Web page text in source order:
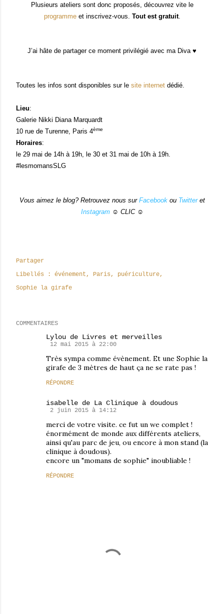
Plusieurs ateliers sont donc proposés, découvrez vite le
programmeet inscrivez-vous. Tout est gratuit.
J’ai hâte de partager ce moment privilégié avec ma Diva ♥
Toutes les infos sont disponibles sur le site internet dédié.
Lieu:
Galerie Nikki Diana Marquardt
10 rue de Turenne, Paris 4ème
Horaires:
le 29 mai de 14h à 19h, le 30 et 31 mai de 10h à 19h.
#lesmomansSLG
Vous aimez le blog? Retrouvez nous sur Facebookou Twitteret
Instagram☺ CLIC ☺
Partager
Libellés :
événement Paris
puériculture
Sophie la girafe
COMMENTAIRES
Lylou de Livres et merveilles
12 mai 2015 à 22:00
Très sympa comme évènement. Et une Sophie la
girafe de 3 mètres de haut ça ne se rate pas !
RÉPONDRE
isabelle de La Clinique à doudous
2 juin 2015 à 14:12
merci de votre visite. ce fut un we complet !
énormément de monde aux différents ateliers,
ainsi qu'au parc de jeu, ou encore à mon stand (la
clinique à doudous).
encore un "momans de sophie" inoubliable !
RÉPONDRE